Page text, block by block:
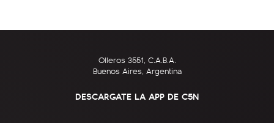
Olleros 3551, C.A.B.A.
Buenos Aires, Argentina
DESCARGATE LA APP DE C5N